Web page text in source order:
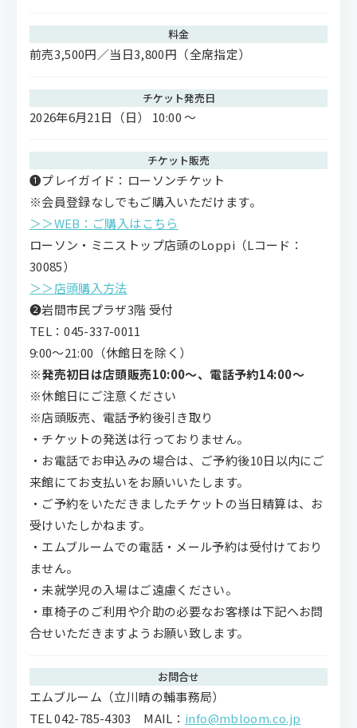
料金
前売3,500円／当日3,800円（全席指定）
チケット発売日
2026年6月21日（日） 10:00 〜
チケット販売
❶プレイガイド：ローソンチケット
※会員登録なしでもご購入いただけます。
＞＞WEB：ご購入はこちら
ローソン・ミニストップ店頭のLoppi（Lコード：
30085）
＞＞店頭購入方法
❷岩間市民プラザ3階 受付
TEL：045-337-0011
9:00〜21:00（​休館日を除く）
※発売初⽇は店頭販売10:00〜、電話予約14:00〜
※休館日にご注意ください
※店頭販売、電話予約後引き取り
・チケットの発送は行っておりません。
・お電話でお申込みの場合は、ご予約後10日以内にご
来館にてお支払いをお願いいたします。
・ご予約をいただきましたチケットの当日精算は、お
受けいたしかねます。
・エムブルームでの電話・メール予約は受付けており
ません​​。
・未就学児の入場はご遠慮ください。
・車椅子のご利用や介助の必要なお客様は下記へお問
合せいただきますようお願い致します。
お問合せ
エムブルーム（立川晴の輔事務局）
TEL 042-785-4303 MAIL： info@mbloom.co.jp